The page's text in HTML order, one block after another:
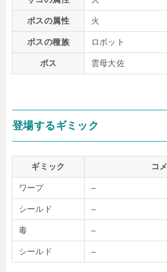
ボスの属性 火
ボスの種族 ロボット
ボス 雲母大佐
登場するギミック
ギミック コ
ワープ –
シールド –
毒 –
シールド –